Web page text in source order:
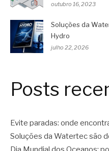
outubro 16, 2023
Soluções da
Hydro
julho 22, 2026
Posts
Evite paradas: onde
Soluções da Watertec são